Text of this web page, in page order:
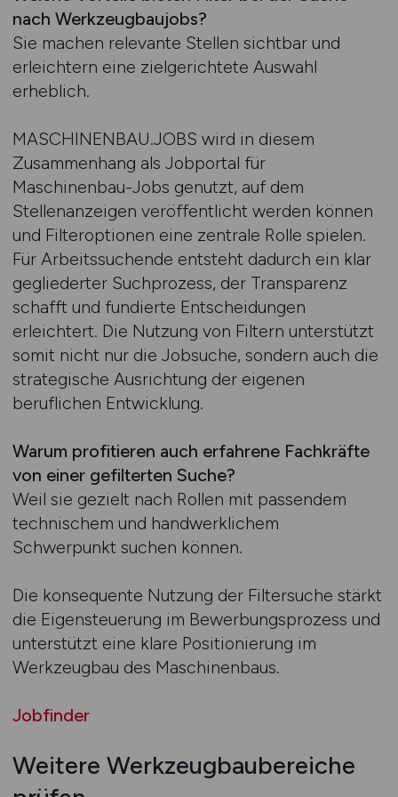
nach Werkzeugbaujobs?
Sie machen relevante Stellen sichtbar und
erleichtern eine zielgerichtete Auswahl
erheblich.
MASCHINENBAU.JOBS wird in diesem
Zusammenhang als Jobportal für
Maschinenbau-Jobs genutzt, auf dem
Stellenanzeigen veröffentlicht werden können
und Filteroptionen eine zentrale Rolle spielen.
Für Arbeitssuchende entsteht dadurch ein klar
gegliederter Suchprozess, der Transparenz
schafft und fundierte Entscheidungen
erleichtert. Die Nutzung von Filtern unterstützt
somit nicht nur die Jobsuche, sondern auch die
strategische Ausrichtung der eigenen
beruflichen Entwicklung.
Warum profitieren auch erfahrene Fachkräfte
von einer gefilterten Suche?
Weil sie gezielt nach Rollen mit passendem
technischem und handwerklichem
Schwerpunkt suchen können.
Die konsequente Nutzung der Filtersuche stärkt
die Eigensteuerung im Bewerbungsprozess und
unterstützt eine klare Positionierung im
Werkzeugbau des Maschinenbaus.
Jobfinder
Weitere Werkzeugbaubereiche